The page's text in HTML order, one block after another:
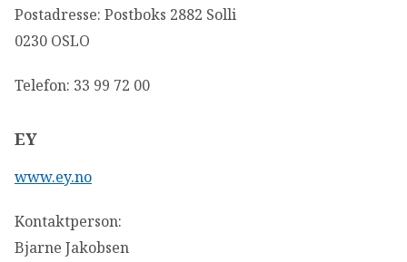
Postadresse: Postboks 2882 Solli
0230 OSLO
Telefon: 33 99 72 00
EY
www.ey.no
Kontaktperson:
Bjarne Jakobsen